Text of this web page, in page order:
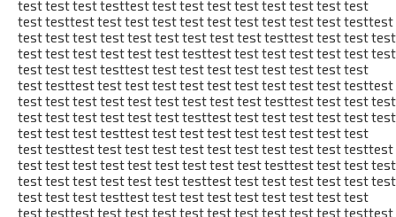
test test test testtest test test test test test test test test
test testtest test test test test test test test test test testtest
test test test test test test test test test testtest test test test
test test test test test test testtest test test test test test test
test test test testtest test test test test test test test test
test testtest test test test test test test test test test testtest
test test test test test test test test test testtest test test test
test test test test test test testtest test test test test test test
test test test testtest test test test test test test test test
test testtest test test test test test test test test test testtest
test test test test test test test test test testtest test test test
test test test test test test testtest test test test test test test
test test test testtest test test test test test test test test
test testtest test test test test test test test test test testtest